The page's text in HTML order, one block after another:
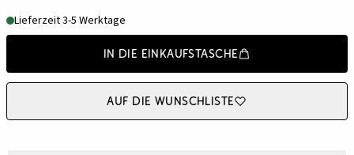
Lieferzeit 3-5 Werktage
In die Einkaufstasche
Auf die Wunschliste